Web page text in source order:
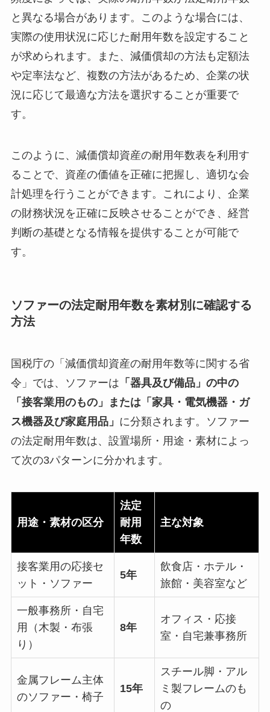
と異なる場合があります。このような場合には、
実際の使用状況に応じた耐用年数を設定すること
が求められます。また、減価償却の方法も定額法
や定率法など、複数の方法があるため、企業の状
況に応じて最適な方法を選択することが重要で
す。
このように、減価償却資産の耐用年数表を利用す
ることで、資産の価値を正確に把握し、適切な会
計処理を行うことができます。これにより、企業
の財務状況を正確に反映させることができ、経営
判断の基礎となる情報を提供することが可能で
す。
ソファーの法定耐用年数を素材別に確認する
方法
国税庁の「減価償却資産の耐用年数等に関する省
令」では、ソファーは 「器具及び備品」の中の
「接客業用のもの」または「家具・電気機器・ガ
ス機器及び家庭用品」 に分類されます。ソファー
の法定耐用年数は、設置場所・用途・素材によっ
て次の3パターンに分かれます。
用途・素材の区分
法定
耐用
年数
主な対象
接客業用の応接セ
ット・ソファー
5年
飲食店・ホテル・
旅館・美容室など
一般事務所・自宅
用（木製・布張
り）
8年
オフィス・応接
室・自宅兼事務所
金属フレーム主体
のソファー・椅子
15年
スチール脚・アル
ミ製フレームのも
の